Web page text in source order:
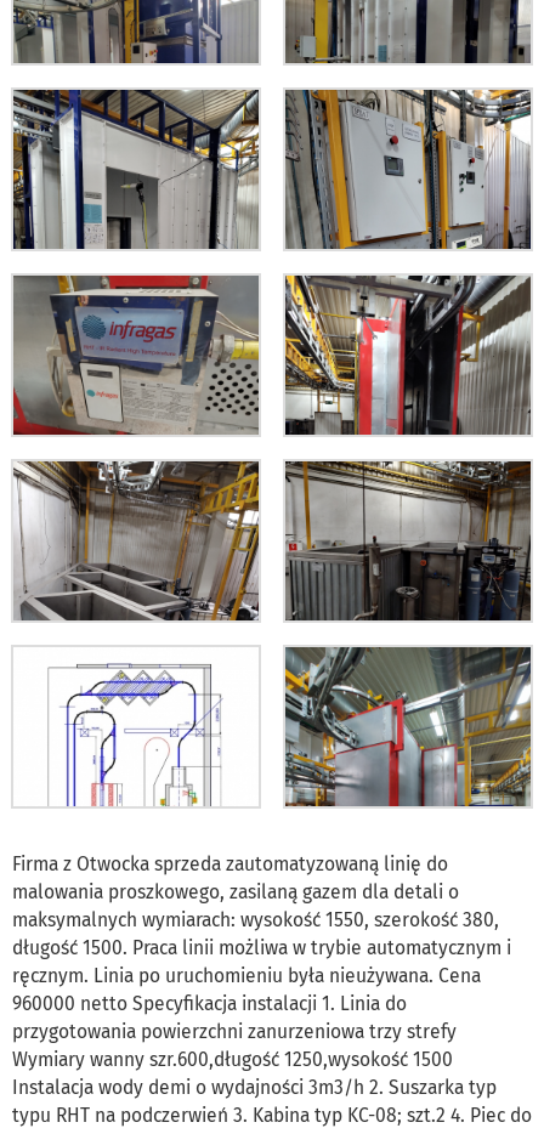
Firma z Otwocka sprzeda zautomatyzowaną linię do
malowania proszkowego, zasilaną gazem dla detali o
maksymalnych wymiarach: wysokość 1550, szerokość 380,
długość 1500. Praca linii możliwa w trybie automatycznym i
ręcznym. Linia po uruchomieniu była nieużywana. Cena
960000 netto Specyfikacja instalacji 1. Linia do
przygotowania powierzchni zanurzeniowa trzy strefy
Wymiary wanny szr.600,długość 1250,wysokość 1500
Instalacja wody demi o wydajności 3m3/h 2. Suszarka typ
typu RHT na podczerwień 3. Kabina typ KC-08; szt.2 4. Piec do